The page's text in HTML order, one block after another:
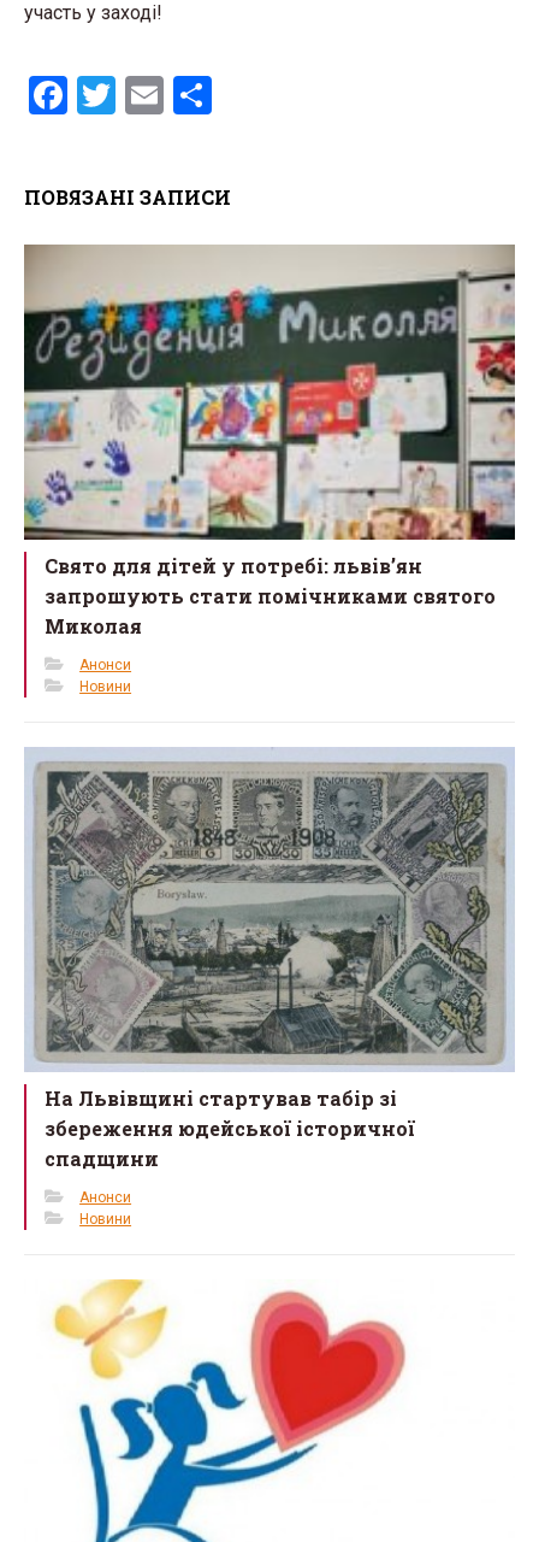
участь у заході!
F
b
o
o
k
T
er
E
e
ПОВЯЗАНІ ЗАПИСИ
Свято для дітей у потребі: львів’ян
запрошують стати помічниками святого
Миколая
Анонси
Новини
На Львівщині стартував табір зі
збереження юдейської історичної
спадщини
Анонси
Новини